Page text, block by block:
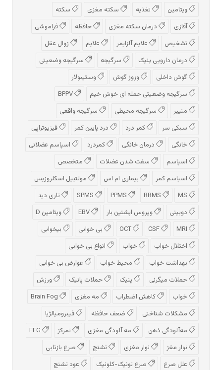
ویتامین تغذیه سکته مغزی
سکته
آفازی
درمان سکته مغزی حافظه
فراموشی
تشخیص
علایم آلزایمر علایم
زوال عقل
درمان دارویی پنیک
سرگیجه
سرگیجه وضعیتی
گوش داخلی
وزوز گوش
وستیبولار
سرگیجه وضعیتی حمله ای خوش خیم
منییر
سرگیجه محیطی
سرگیجه واقعی
سبکی سر
کمر درد درد پایین کمر
فیزیوتراپی
خانگی
درمان خانگی کمردرد
اسپاسم عضلانی
اسپاسم
سفت شدن عضلات
متخصص
اسپاسم کمر
بیماری ام اس
مولتیپل اسکلروزیس
تاری دید
دوبینی
ویروس اپشتین بار
ویتامین D
بی خوابی
بیخوابی
اختلال خواب
خواب
انواع بی خوابی
بهداشت خواب
محیط خواب
عوارض بی خوابی
حملات میگرنی
پنیک حملات پانیک
ورزش
خواب
کاهش اضطراب مه مغزی
مشکلات شناختی
ضعف حافظه
فیبرومیالژیا
مه‌آلودگی ذهن
مه‌ آلودگی مغزی تمرکز
نوار مغز
نوار مغزی تشنج
صرع بازتابی
علل صرع
صرع تونیک-کلونیک
عود تشنج